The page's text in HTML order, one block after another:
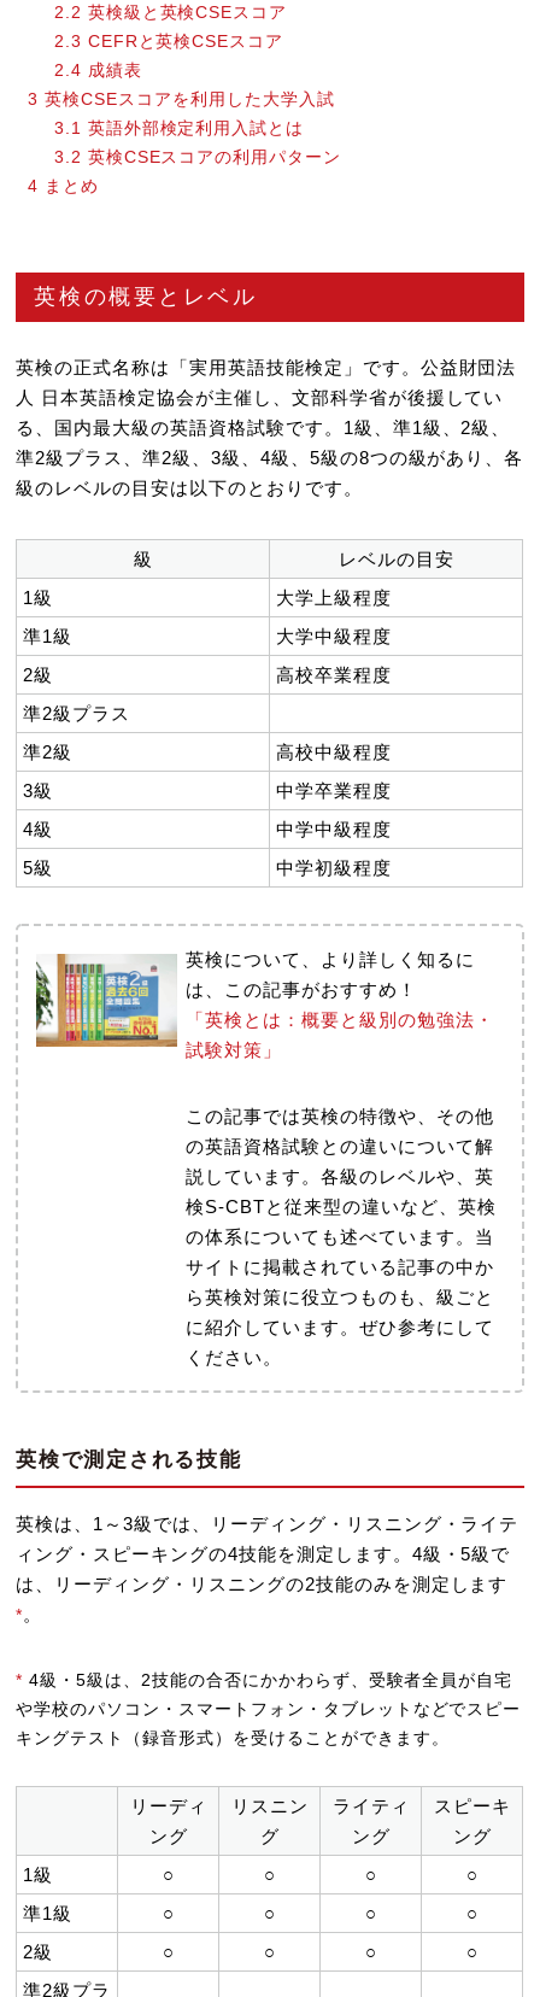
2.2 英検級と英検CSEスコア
2.3 CEFRと英検CSEスコア
2.4 成績表
3 英検CSEスコアを利用した大学入試
3.1 英語外部検定利用入試とは
3.2 英検CSEスコアの利用パターン
4 まとめ
英検の概要とレベル
英検の正式名称は「実用英語技能検定」です。公益財団法
人 日本英語検定協会が主催し、文部科学省が後援してい
る、国内最大級の英語資格試験です。1級、準1級、2級、
準2級プラス、準2級、3級、4級、5級の8つの級があり、各
級のレベルの目安は以下のとおりです。
級
レベルの目安
1級
大学上級程度
準1級
大学中級程度
2級
高校卒業程度
準2級プラス
準2級
高校中級程度
3級
中学卒業程度
4級
中学中級程度
5級
中学初級程度
英検について、より詳しく知るに
は、この記事がおすすめ！
「英検とは：概要と級別の勉強法・
試験対策」
この記事では英検の特徴や、その他
の英語資格試験との違いについて解
説しています。各級のレベルや、英
検S-CBTと従来型の違いなど、英検
の体系についても述べています。当
サイトに掲載されている記事の中か
ら英検対策に役立つものも、級ごと
に紹介しています。ぜひ参考にして
ください。
英検で測定される技能
英検は、1～3級では、リーディング・リスニング・ライテ
ィング・スピーキングの4技能を測定します。4級・5級で
は、リーディング・リスニングの2技能のみを測定します
*。
* 4級・5級は、2技能の合否にかかわらず、受験者全員が自宅
や学校のパソコン・スマートフォン・タブレットなどでスピー
キングテスト（録音形式）を受けることができます。
リーディ
ング
リスニン
グ
ライティ
ング
スピーキ
ング
1級
○ ○ ○
○
準1級
○ ○ ○
○
2級
○ ○ ○
○
準2級プラ